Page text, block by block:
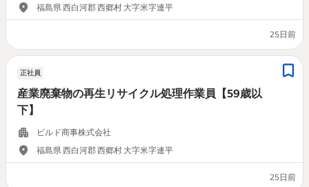
福島県 西白河郡 西郷村 大字米字連平
25日前
正社員
産業廃棄物の再生リサイクル処理作業員【59歳以
下】
ビルド商事株式会社
福島県 西白河郡 西郷村 大字米字連平
25日前